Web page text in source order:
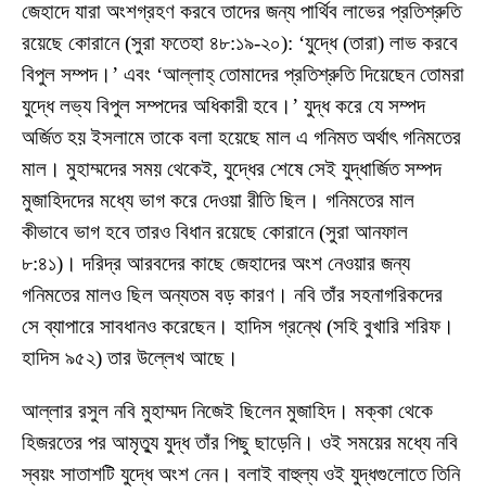
জেহাদে যারা অংশগ্রহণ করবে তাদের জন্য পার্থিব লাভের প্রতিশ্রুতি
রয়েছে কোরানে (সুরা ফতেহা ৪৮:১৯-২০): ‘যুদ্ধে (তারা) লাভ করবে
বিপুল সম্পদ।’ এবং ‘আল্লাহ্ তোমাদের প্রতিশ্রুতি দিয়েছেন তোমরা
যুদ্ধে লভ্য বিপুল সম্পদের অধিকারী হবে।’ যুদ্ধ করে যে সম্পদ
অর্জিত হয় ইসলামে তাকে বলা হয়েছে মাল এ গনিমত অর্থাৎ গনিমতের
মাল। মুহাম্মদের সময় থেকেই, যুদ্ধের শেষে সেই যুদ্ধার্জিত সম্পদ
মুজাহিদদের মধ্যে ভাগ করে দেওয়া রীতি ছিল। গনিমতের মাল
কীভাবে ভাগ হবে তারও বিধান রয়েছে কোরানে (সুরা আনফাল
৮:৪১)। দরিদ্র আরবদের কাছে জেহাদের অংশ নেওয়ার জন্য
গনিমতের মালও ছিল অন্যতম বড় কারণ। নবি তাঁর সহনাগরিকদের
সে ব্যাপারে সাবধানও করেছেন। হাদিস গ্রন্থে (সহি বুখারি শরিফ।
হাদিস ৯৫২) তার উল্লেখ আছে।
আল্লার রসুল নবি মুহাম্মদ নিজেই ছিলেন মুজাহিদ। মক্কা থেকে
হিজরতের পর আমৃত্যু যুদ্ধ তাঁর পিছু ছাড়েনি। ওই সময়ের মধ্যে নবি
স্বয়ং সাতাশটি যুদ্ধে অংশ নেন। বলাই বাহুল্য ওই যুদ্ধগুলোতে তিনি